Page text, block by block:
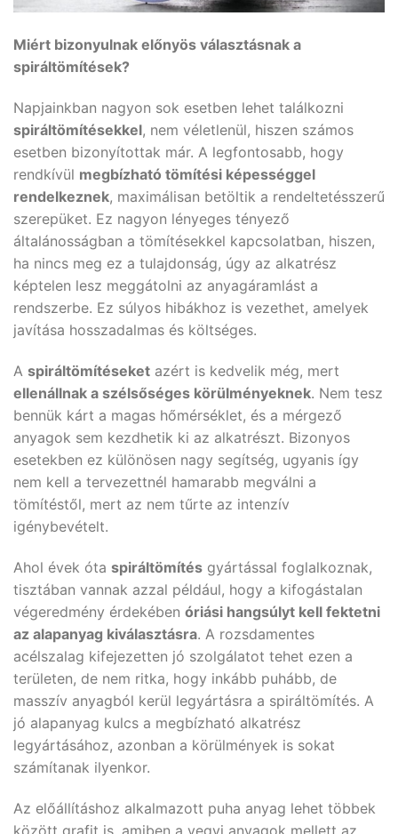
Miért bizonyulnak előnyös választásnak a
spiráltömítések?
Napjainkban nagyon sok esetben lehet találkozni
spiráltömítésekkel, nem véletlenül, hiszen számos
esetben bizonyítottak már. A legfontosabb, hogy
rendkívül megbízható tömítési képességgel
rendelkeznek, maximálisan betöltik a rendeltetésszerű
szerepüket. Ez nagyon lényeges tényező
általánosságban a tömítésekkel kapcsolatban, hiszen,
ha nincs meg ez a tulajdonság, úgy az alkatrész
képtelen lesz meggátolni az anyagáramlást a
rendszerbe. Ez súlyos hibákhoz is vezethet, amelyek
javítása hosszadalmas és költséges.
A spiráltömítéseket azért is kedvelik még, mert
ellenállnak a szélsőséges körülményeknek. Nem tesz
bennük kárt a magas hőmérséklet, és a mérgező
anyagok sem kezdhetik ki az alkatrészt. Bizonyos
esetekben ez különösen nagy segítség, ugyanis így
nem kell a tervezettnél hamarabb megválni a
tömítéstől, mert az nem tűrte az intenzív
igénybevételt.
Ahol évek óta spiráltömítés gyártással foglalkoznak,
tisztában vannak azzal például, hogy a kifogástalan
végeredmény érdekében óriási hangsúlyt kell fektetni
az alapanyag kiválasztásra. A rozsdamentes
acélszalag kifejezetten jó szolgálatot tehet ezen a
területen, de nem ritka, hogy inkább puhább, de
masszív anyagból kerül legyártásra a spiráltömítés. A
jó alapanyag kulcs a megbízható alkatrész
legyártásához, azonban a körülmények is sokat
számítanak ilyenkor.
Az előállításhoz alkalmazott puha anyag lehet többek
között grafit is, amiben a vegyi anyagok mellett az